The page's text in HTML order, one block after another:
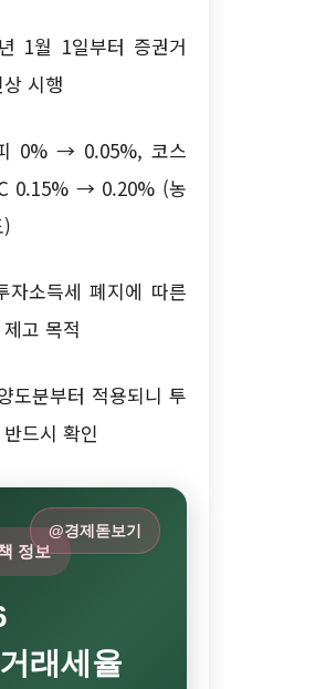
1월 1일부터 증권거
시행
0% → 0.05%, 코스
0.15% → 0.20% (농
자소득세 폐지에 따른
고 목적
도분부터 적용되니 투
드시 확인
@경제돋보기
정보
래세율